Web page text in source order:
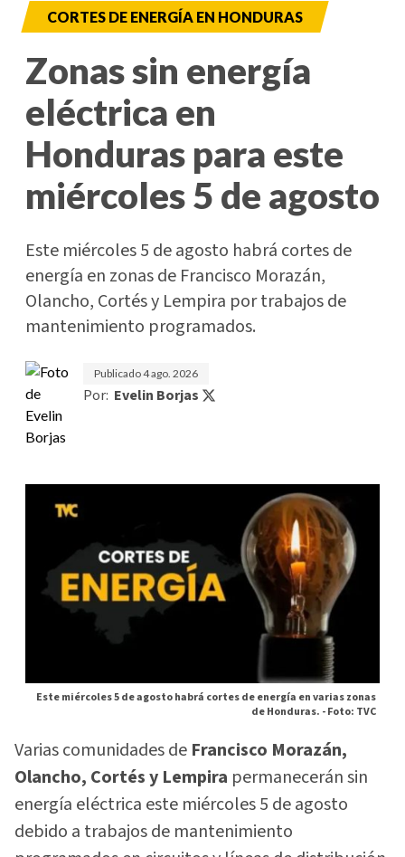
CORTES DE ENERGÍA EN HONDURAS
Zonas sin energía
eléctrica en
Honduras para este
miércoles 5 de agosto
Este miércoles 5 de agosto habrá cortes de
energía en zonas de Francisco Morazán,
Olancho, Cortés y Lempira por trabajos de
mantenimiento programados.
Publicado4 ago. 2026
Por: Evelin Borjas
Este miércoles 5 de agosto habrá cortes de energía en varias zonas
de Honduras. -Foto: TVC
Varias comunidades de Francisco Morazán,
Olancho, Cortés y Lempira permanecerán sin
energía eléctrica este miércoles 5 de agosto
debido a trabajos de mantenimiento